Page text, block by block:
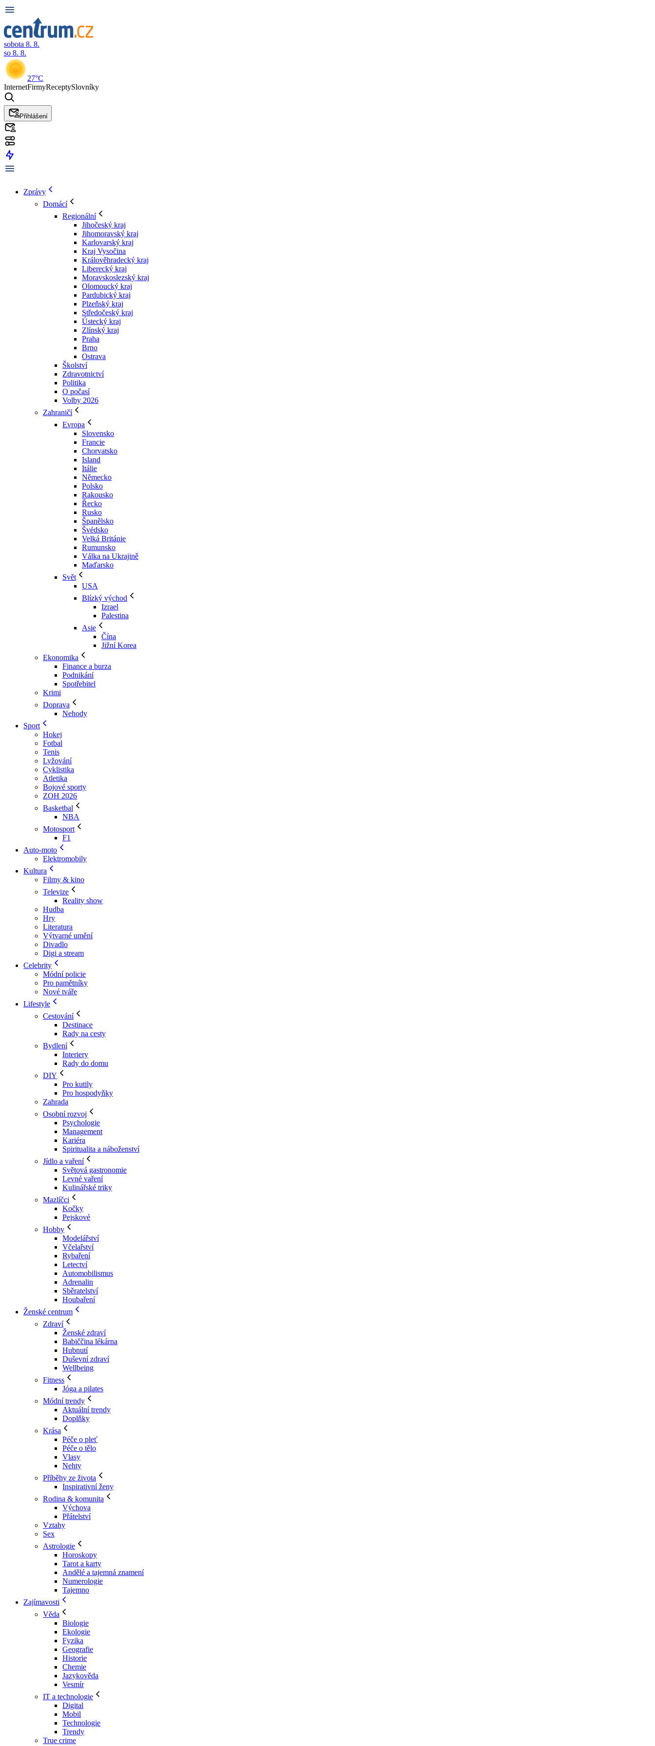
sobota 8. 8.
so 8. 8.
27°C
InternetFirmyReceptySlovníky
Přihlášení
Zprávy
Domácí
Regionální
Jihočeský kraj
Jihomoravský kraj
Karlovarský kraj
Kraj Vysočina
Králověhradecký kraj
Liberecký kraj
Moravskoslezský kraj
Olomoucký kraj
Pardubický kraj
Plzeňský kraj
Středočeský kraj
Ústecký kraj
Zlínský kraj
Praha
Brno
Ostrava
Školství
Zdravotnictví
Politika
O počasí
Volby 2026
Zahraničí
Evropa
Slovensko
Francie
Chorvatsko
Island
Itálie
Německo
Polsko
Rakousko
Řecko
Rusko
Španělsko
Švédsko
Velká Británie
Rumunsko
Válka na Ukrajině
Maďarsko
Svět
USA
Blízký východ
Izrael
Palestina
Asie
Čína
Jižní Korea
Ekonomika
Finance a burza
Podnikání
Spotřebitel
Krimi
Doprava
Nehody
Sport
Hokej
Fotbal
Tenis
Lyžování
Cyklistika
Atletika
Bojové sporty
ZOH 2026
Basketbal
NBA
Motosport
F1
Auto-moto
Elektromobily
Kultura
Filmy & kino
Televize
Reality show
Hudba
Hry
Literatura
Výtvarné umění
Divadlo
Digi a stream
Celebrity
Módní policie
Pro pamětníky
Nové tváře
Lifestyle
Cestování
Destinace
Rady na cesty
Bydlení
Interiery
Rady do domu
DIY
Pro kutily
Pro hospodyňky
Zahrada
Osobní rozvoj
Psychologie
Management
Kariéra
Spiritualita a náboženství
Jídlo a vaření
Světová gastronomie
Levné vaření
Kulinářské triky
Mazlíčci
Kočky
Pejskové
Hobby
Modelářství
Včelařství
Rybaření
Letectví
Automobilismus
Adrenalin
Sběratelství
Houbaření
Ženské centrum
Zdraví
Ženské zdraví
Babiččina lékárna
Hubnutí
Duševní zdraví
Wellbeing
Fitness
Jóga a pilates
Módní trendy
Aktuální trendy
Doplňky
Krása
Péče o pleť
Péče o tělo
Vlasy
Nehty
Příběhy ze života
Inspirativní ženy
Rodina & komunita
Výchova
Přátelství
Vztahy
Sex
Astrologie
Horoskopy
Tarot a karty
Andělé a tajemná znamení
Numerologie
Tajemno
Zajímavosti
Věda
Biologie
Ekologie
Fyzika
Geografie
Historie
Chemie
Jazykověda
Vesmír
IT a technologie
Digital
Mobil
Technologie
Trendy
True crime